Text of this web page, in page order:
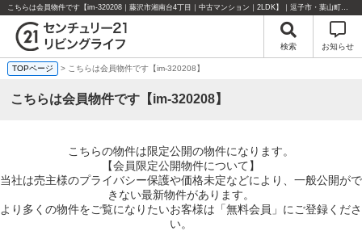
こちらは会員物件です【im-320208｜藤沢市湘南台4丁目｜中古マンション｜2LDK】｜逗子市・葉山町・湘南エリアの不動産のことならセンチュリー21リビングライフにお任せください！
検索 お知らせ
TOPページ > こちらは会員物件です【im-320208】
こちらは会員物件です【im-320208】
こちらの物件は限定公開の物件になります。
【会員限定公開物件について】
当社は売主様のプライバシー保護や価格未定などにより、一般公開がで
きない最新物件があります。
より多くの物件をご覧になりたいお客様は「無料会員」にご登録くださ
い。